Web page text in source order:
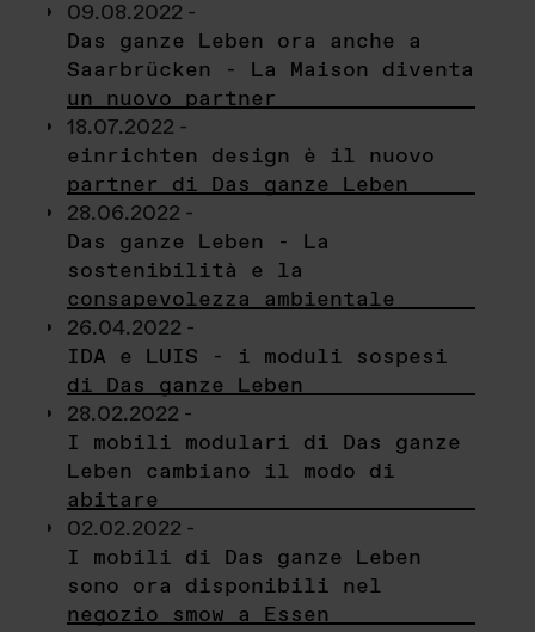
09.08.2022 -
Das ganze Leben ora anche a
Saarbrücken - La Maison diventa
un nuovo partner
18.07.2022 -
einrichten design è il nuovo
partner di Das ganze Leben
28.06.2022 -
Das ganze Leben - La
sostenibilità e la
consapevolezza ambientale
26.04.2022 -
IDA e LUIS - i moduli sospesi
di Das ganze Leben
28.02.2022 -
I mobili modulari di Das ganze
Leben cambiano il modo di
abitare
02.02.2022 -
I mobili di Das ganze Leben
sono ora disponibili nel
negozio smow a Essen